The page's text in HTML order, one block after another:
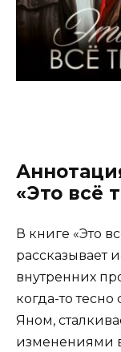
«Это всё
В книге «Это
рассказывает
внутренних
когда-то
Яном,
изменениями